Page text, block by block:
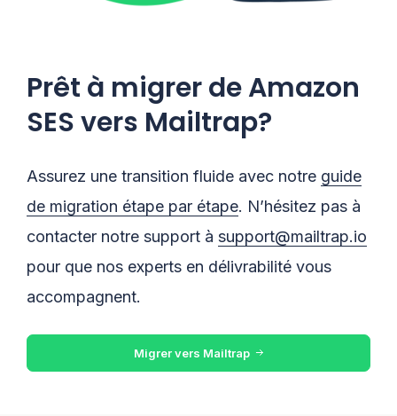
Prêt à migrer de Amazon
SES vers Mailtrap?
Assurez une transition fluide avec notre guide
de migration étape par étape. N’hésitez pas à
contacter notre support à support@mailtrap.io
pour que nos experts en délivrabilité vous
accompagnent.
Migrer vers Mailtrap